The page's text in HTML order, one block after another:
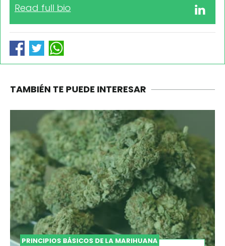
Read full bio
TAMBIÉN TE PUEDE INTERESAR
PRINCIPIOS BÁSICOS DE LA MARIHUANA